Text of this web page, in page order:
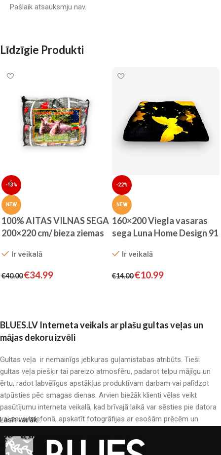
Pašlaik atsauksmju nav.
Līdzīgie Produkti
-13%
NEW
100% AITAS VILNAS SEGA
200×220 cm/ bieza ziemas
Ir veikalā
€40.00€34.99
-22%
NEW
160×200 Viegla vasaras
sega Luna Home Design 91
Ir veikalā
€14.00€10.99
BLUES.LV Interneta veikals ar plašu gultas veļas un
mājas dekoru izvēli
Gultas veļa ir nemainīgs jebkuras guļamistabas atribūts. Tieši
gultas veļa piešķir tai pareizo atmosfēru, padarot telpu mājīgu un
ērtu, radot labvēlīgus apstākļus produktīvam darbam vai palīdzot
atpūsties pēc smagas dienas. Arvien biežāk klienti vēlas veikt
pasūtījumu interneta veikalā, kad brīvajā laikā var sēsties pie datora
vai sava telefonā, apskatīt fotogrāfijas ar esošām prēcēm un
veļas katalogs: pieejamas gan kokvilnas, gan kokvilna satīna gultas
Lasīt vairāk...